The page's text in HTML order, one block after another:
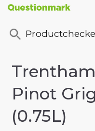
Pinot
(0.75L)